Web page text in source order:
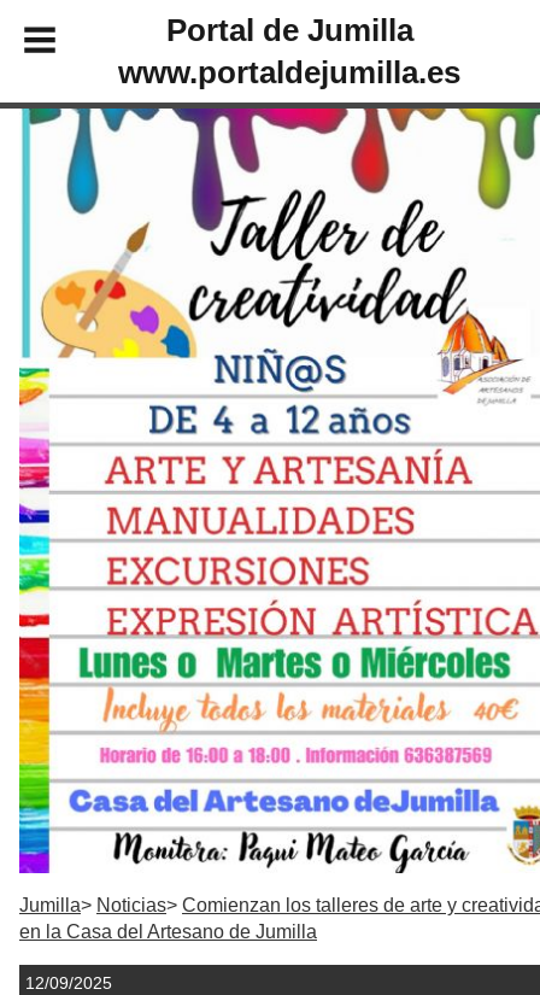
Portal de Jumilla
www.portaldejumilla.es
Jumilla Noticias
Comienzan los talleres de arte y
en la Casa del Artesano de Jumilla
12/09/2025